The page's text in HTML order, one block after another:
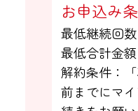
お申込み
最低継続回
最低合計金
解約条件：
前までにマ